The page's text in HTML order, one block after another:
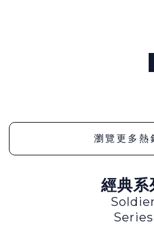
瀏覽更多熱
經典系
Soldier
Series